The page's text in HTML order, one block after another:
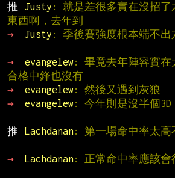
推
Justy : 就是差很多實在沒招了
東西啊，去年到
→
Justy : 季後賽強度根本端不出
→
evangelew: 畢竟去年陣容實在
合格中鋒也沒有
→
evangelew: 然後又遇到灰狼
→
evangelew: 今年則是沒半個
推
Lachdanan: 第一場命中率太高
→
Lachdanan: 正常命中率應該會